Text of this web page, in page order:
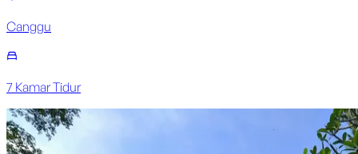
Canggu
7 Kamar Tidur